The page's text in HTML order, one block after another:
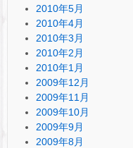
2010年5月
2010年4月
2010年3月
2010年2月
2010年1月
2009年12月
2009年11月
2009年10月
2009年9月
2009年8月